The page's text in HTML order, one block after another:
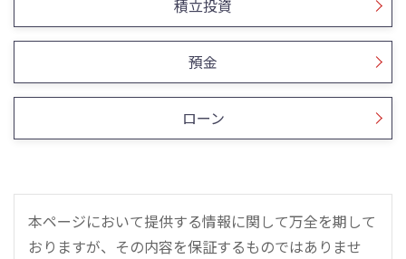
積立投資
預金
ローン
本ページにおいて提供する情報に関して万全を期して
おりますが、その内容を保証するものではありませ